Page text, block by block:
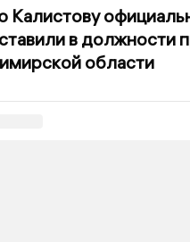
в должности
области